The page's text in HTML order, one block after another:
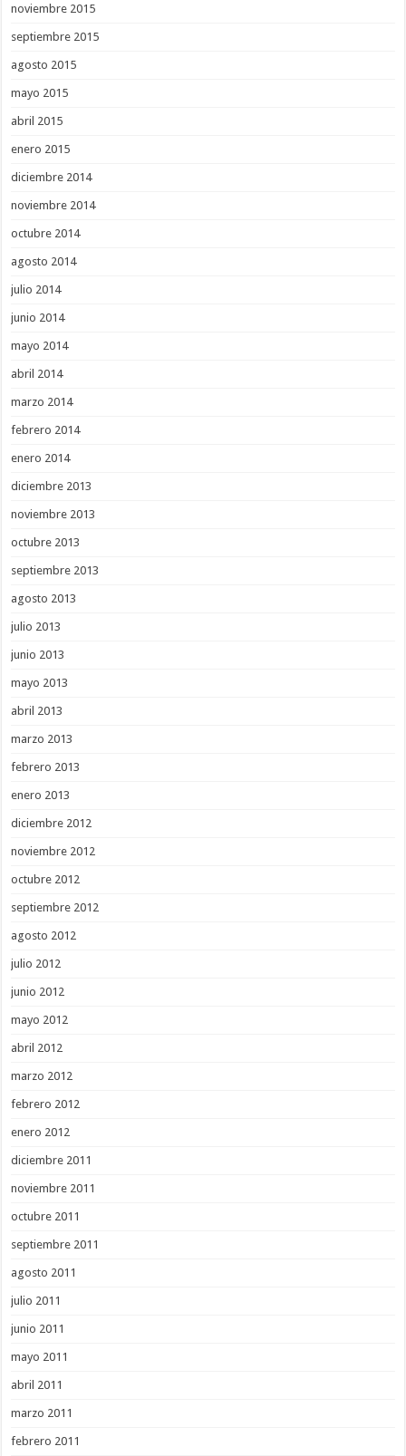
noviembre 2015
septiembre 2015
agosto 2015
mayo 2015
abril 2015
enero 2015
diciembre 2014
noviembre 2014
octubre 2014
agosto 2014
julio 2014
junio 2014
mayo 2014
abril 2014
marzo 2014
febrero 2014
enero 2014
diciembre 2013
noviembre 2013
octubre 2013
septiembre 2013
agosto 2013
julio 2013
junio 2013
mayo 2013
abril 2013
marzo 2013
febrero 2013
enero 2013
diciembre 2012
noviembre 2012
octubre 2012
septiembre 2012
agosto 2012
julio 2012
junio 2012
mayo 2012
abril 2012
marzo 2012
febrero 2012
enero 2012
diciembre 2011
noviembre 2011
octubre 2011
septiembre 2011
agosto 2011
julio 2011
junio 2011
mayo 2011
abril 2011
marzo 2011
febrero 2011